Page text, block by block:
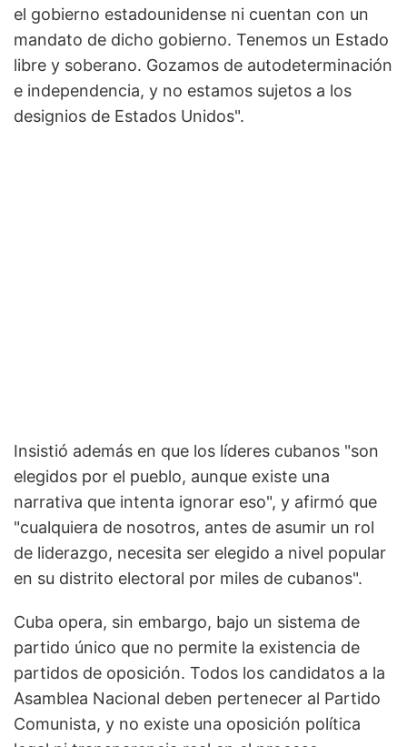
el gobierno estadounidense ni cuentan con un
mandato de dicho gobierno. Tenemos un Estado
libre y soberano. Gozamos de autodeterminación
e independencia, y no estamos sujetos a los
designios de Estados Unidos".
Insistió además en que los líderes cubanos "son
elegidos por el pueblo, aunque existe una
narrativa que intenta ignorar eso", y afirmó que
"cualquiera de nosotros, antes de asumir un rol
de liderazgo, necesita ser elegido a nivel popular
en su distrito electoral por miles de cubanos".
Cuba opera, sin embargo, bajo un sistema de
partido único que no permite la existencia de
partidos de oposición. Todos los candidatos a la
Asamblea Nacional deben pertenecer al Partido
Comunista, y no existe una oposición política